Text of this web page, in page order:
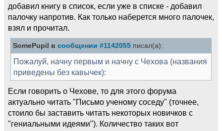
добавил книгу в список, если уже в списке - добавил
палочку напротив. Как только наберется много палочек,
взял и прочитал.
SomePupil в сообщении #1142055 писал(а):
Пожалуй, начну первым и начну с Чехова (названия
приведены без кавычек):
Если говорить о Чехове, то для этого форума
актуально читать "Письмо ученому соседу" (точнее,
стоило бы заставить читать некоторых новичков с
"гениальными идеями"). Количество таких вот